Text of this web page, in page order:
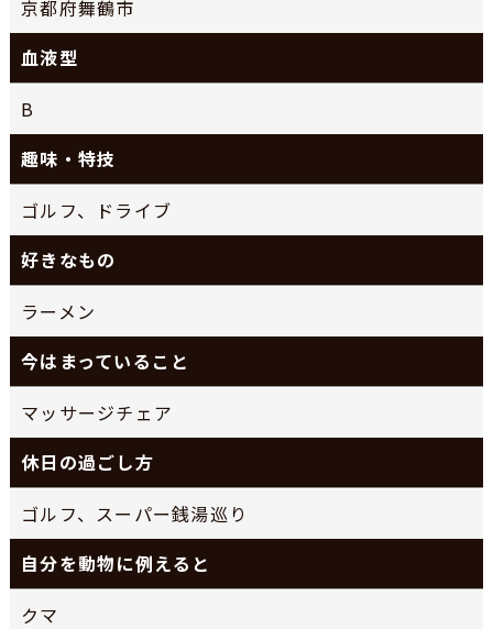
京都府舞鶴市
血液型
B
趣味・特技
ゴルフ、ドライブ
好きなもの
ラーメン
今はまっていること
マッサージチェア
休日の過ごし方
ゴルフ、スーパー銭湯巡り
自分を動物に例えると
クマ